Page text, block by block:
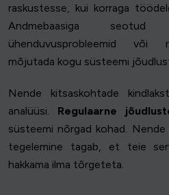
raskustesse, kui korraga
Andmebaasiga seotud
ühenduvusprobleemid või
mõjutada kogu süsteemi
Nende kitsaskohtade
analüüsi. Regulaarne
süsteemi nõrgad kohad.
tegelemine tagab, et teie
hakkama ilma tõrgeteta.